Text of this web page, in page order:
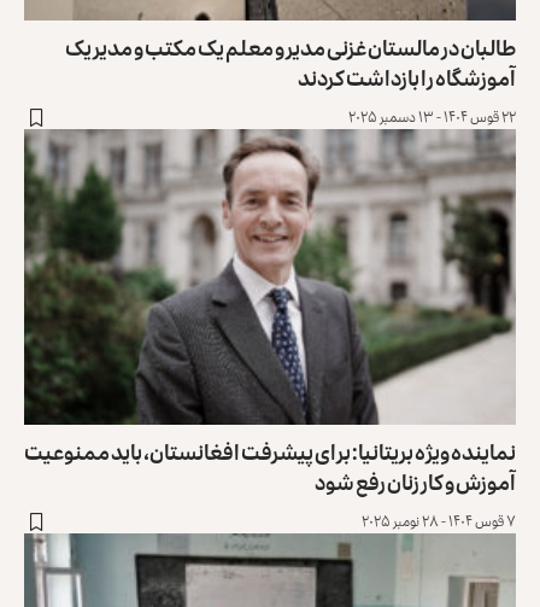
طالبان در مالستان غزنی مدیر و معلم یک مکتب و مدیر یک
آموزشگاه را بازداشت کردند
۲۲ قوس ۱۴۰۴ - ۱۳ دسمبر ۲۰۲۵
نماینده ویژه بریتانیا: برای پیشرفت افغانستان، باید ممنوعیت
آموزش و کار زنان رفع شود
۷ قوس ۱۴۰۴ - ۲۸ نومبر ۲۰۲۵